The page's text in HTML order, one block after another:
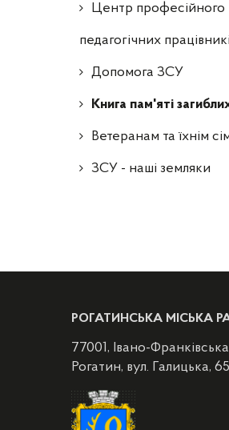
Центр професійного
педагогічних
Допомога ЗСУ
Книга пам'яті
Ветеранам та їхнім
ЗСУ - наші земляки
РОГАТИНСЬКА МІСЬКА
77001, Івано-
Рогатин, вул. Галицька, 65